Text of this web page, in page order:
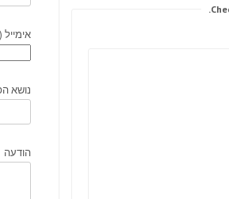
נושא
הודעה